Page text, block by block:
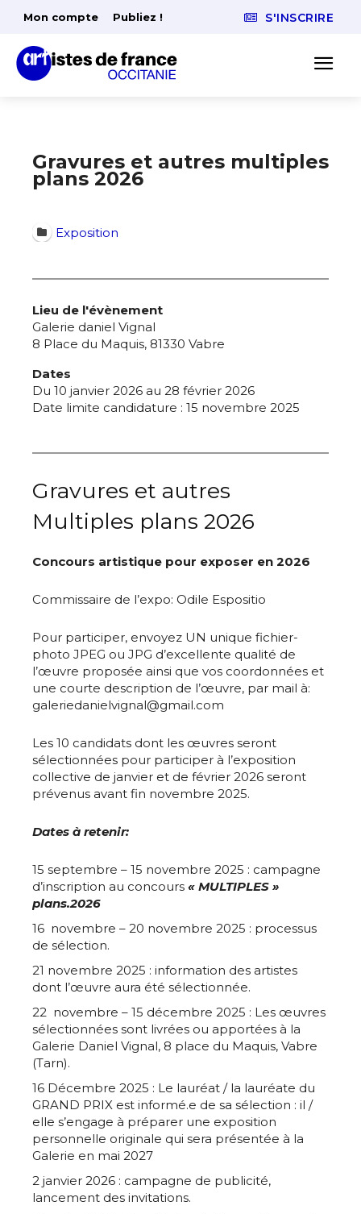
Mon compte Publiez ! S'INSCRIRE
Gravures et autres multiples
plans 2026
Exposition
Lieu de l'évènement
Galerie daniel Vignal
8 Place du Maquis, 81330 Vabre
Dates
Du 10 janvier 2026 au 28 février 2026
Date limite candidature : 15 novembre 2025
Gravures et autres
Multiples plans 2026
Concours artistique pour exposer en 2026
Commissaire de l’expo: Odile Espositio
Pour participer, envoyez UN unique fichier-
photo JPEG ou JPG d’excellente qualité de
l’œuvre proposée ainsi que vos coordonnées et
une courte description de l’œuvre, par mail à:
galeriedanielvignal@gmail.com
Les 10 candidats dont les œuvres seront
sélectionnées pour participer à l’exposition
collective de janvier et de février 2026 seront
prévenus avant fin novembre 2025.
Dates à retenir:
15 septembre – 15 novembre 2025 : campagne
d’inscription au concours « MULTIPLES »
plans.2026
16 novembre – 20 novembre 2025 : processus
de sélection.
21 novembre 2025 : information des artistes
dont l’œuvre aura été sélectionnée.
22 novembre – 15 décembre 2025 : Les œuvres
sélectionnées sont livrées ou apportées à la
Galerie Daniel Vignal, 8 place du Maquis, Vabre
(Tarn).
16 Décembre 2025 : Le lauréat / la lauréate du
GRAND PRIX est informé.e de sa sélection : il /
elle s’engage à préparer une exposition
personnelle originale qui sera présentée à la
Galerie en mai 2027
2 janvier 2026 : campagne de publicité,
lancement des invitations.